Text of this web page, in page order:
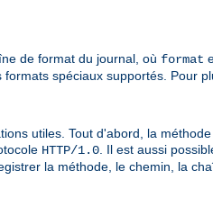
de format du journal, où format
spéciaux supportés. Pour
utiles. Tout d'abord, la
HTTP/1.0. Il est aussi
la méthode, le chemin, la